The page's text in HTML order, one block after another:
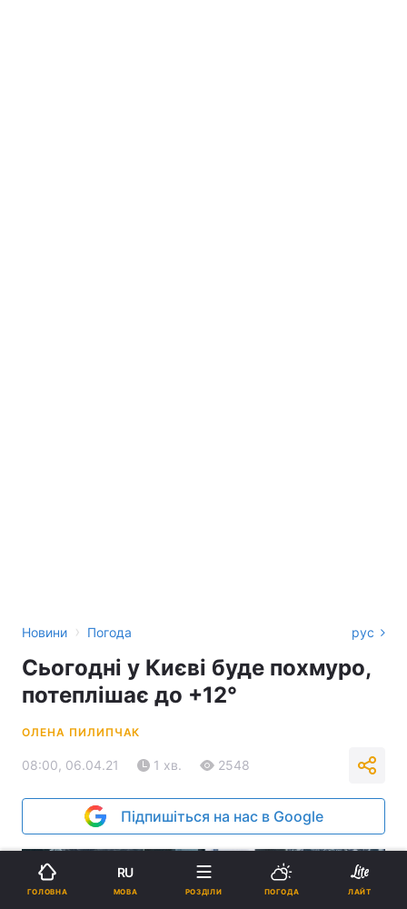
Новини › Погода рус
Сьогодні у Києві буде похмуро,
потеплішає до +12°
ОЛЕНА ПИЛИПЧАК
08:00, 06.04.21 1 хв. 2548
Підпишіться на нас в Google
ГОЛОВНА
RU
МОВА РОЗДІЛИ ПОГОДА ЛАЙТ